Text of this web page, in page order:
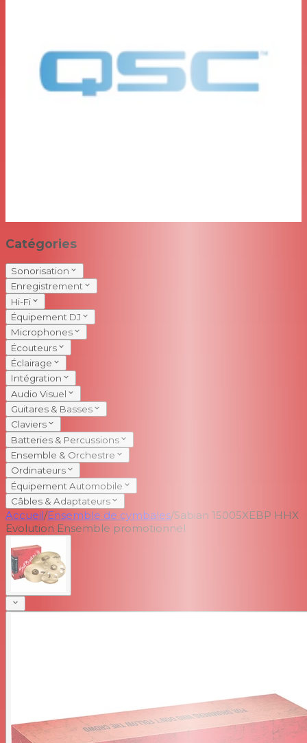
Catégories
Sonorisation
Enregistrement
Hi-Fi
Équipement DJ
Microphones
Écouteurs
Éclairage
Intégration
Audio Visuel
Guitares & Basses
Claviers
Batteries & Percussions
Ensemble & Orchestre
Ordinateurs
Équipement Automobile
Câbles & Adaptateurs
Accueil/Ensemble de cymbales/Sabian 15005XEBP HHX
Evolution Ensemble promotionnel